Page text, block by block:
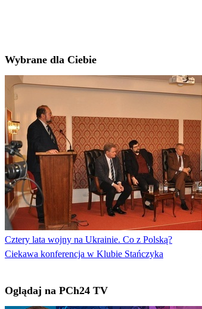
Wybrane dla Ciebie
Cztery lata wojny na Ukrainie. Co z Polską?
Ciekawa konferencja w Klubie Stańczyka
Oglądaj na PCh24 TV